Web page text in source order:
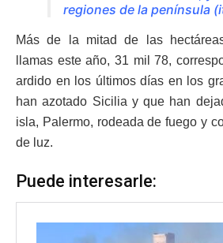
regiones de la península
Más de la mitad de las
llamas este año, 31 mil 78,
ardido en los últimos días en los
han azotado Sicilia y que han
isla, Palermo, rodeada de fuego y
de luz.
Puede interesarle: